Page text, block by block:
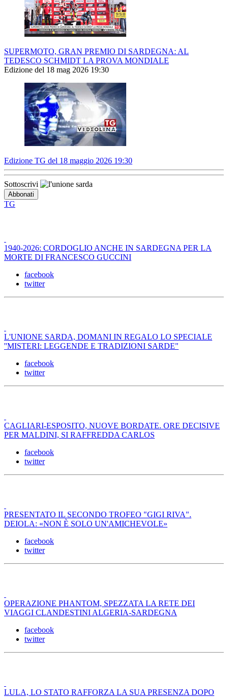
SUPERMOTO, GRAN PREMIO DI SARDEGNA: AL
TEDESCO SCHMIDT LA PROVA MONDIALE
Edizione del 18 mag 2026 19:30
Edizione TG del 18 maggio 2026 19:30
Sottoscrivi
TG
1940-2026: CORDOGLIO ANCHE IN SARDEGNA PER LA
MORTE DI FRANCESCO GUCCINI
facebook
twitter
L'UNIONE SARDA, DOMANI IN REGALO LO SPECIALE
''MISTERI: LEGGENDE E TRADIZIONI SARDE"
facebook
twitter
CAGLIARI-ESPOSITO, NUOVE BORDATE. ORE DECISIVE
PER MALDINI, SI RAFFREDDA CARLOS
facebook
twitter
PRESENTATO IL SECONDO TROFEO "GIGI RIVA".
DEIOLA: «NON È SOLO UN'AMICHEVOLE»
facebook
twitter
OPERAZIONE PHANTOM, SPEZZATA LA RETE DEI
VIAGGI CLANDESTINI ALGERIA-SARDEGNA
facebook
twitter
LULA, LO STATO RAFFORZA LA SUA PRESENZA DOPO